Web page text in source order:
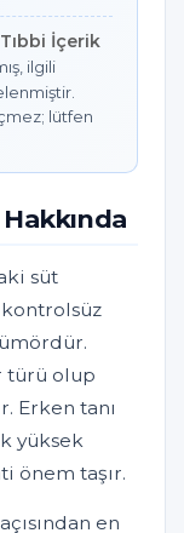
Tıbbi İçerik
ilgili
lütfen
süt
türü olup
Erken tanı
yüksek
önem taşır.
en